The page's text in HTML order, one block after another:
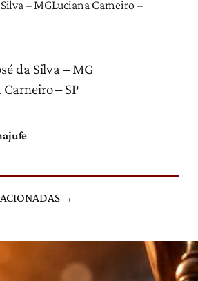
Silva – MGLuciana Carneiro –
da Silva – MG
– SP
→